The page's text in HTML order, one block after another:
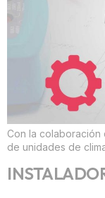
Con la colaboración
de unidades de